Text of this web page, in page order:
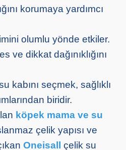
korumaya yardımcı
olumlu yönde etkiler.
ve dikkat dağınıklığını
kabını seçmek, sağlıklı
biridir.
köpek mama ve su
çelik yapısı ve
Oneisall çelik su